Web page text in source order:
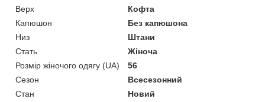
Верх
Кофта
Капюшон
Без капюшона
Низ
Штани
Стать
Жіноча
Розмір жіночого одягу (UA)
56
Сезон
Всесезонний
Стан
Новий